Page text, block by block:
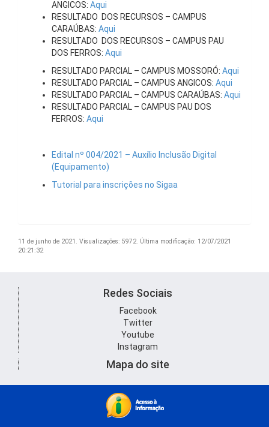
ANGICOS: Aqui
RESULTADO DOS RECURSOS – CAMPUS
CARAÚBAS: Aqui
RESULTADO DOS RECURSOS – CAMPUS PAU
DOS FERROS: Aqui
RESULTADO PARCIAL – CAMPUS MOSSORÓ: Aqui
RESULTADO PARCIAL – CAMPUS ANGICOS: Aqui
RESULTADO PARCIAL – CAMPUS CARAÚBAS: Aqui
RESULTADO PARCIAL – CAMPUS PAU DOS
FERROS: Aqui
Edital nº 004/2021 – Auxílio Inclusão Digital
(Equipamento)
Tutorial para inscrições no Sigaa
11 de junho de 2021. Visualizações: 5972. Última modificação: 12/07/2021
20:21:32
Redes Sociais
Facebook
Twitter
Youtube
Instagram
Mapa do site